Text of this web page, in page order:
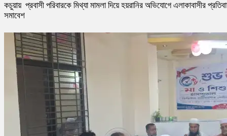
কচুয়ায় প্রবাসী পরিবারকে মিথ্যা মামলা দিয়ে হয়রানির অভিযোগে এলাকাবাসীর
সমাবেশ